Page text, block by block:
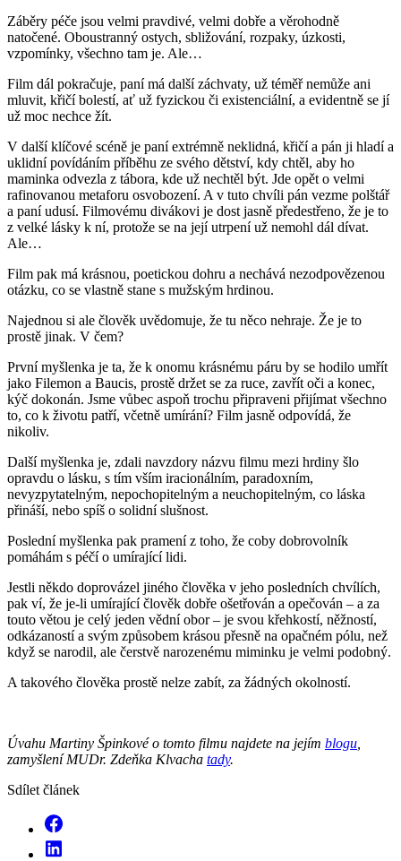
Záběry péče jsou velmi pravdivé, velmi dobře a věrohodně
natočené. Oboustranný ostych, sbližování, rozpaky, úzkosti,
vzpomínky, všechno tam je. Ale…
Film dál pokračuje, paní má další záchvaty, už téměř nemůže ani
mluvit, křičí bolestí, ať už fyzickou či existenciální, a evidentně se jí
už moc nechce žít.
V další klíčové scéně je paní extrémně neklidná, křičí a pán ji hladí a
uklidní povídáním příběhu ze svého dětství, kdy chtěl, aby ho
maminka odvezla z tábora, kde už nechtěl být. Jde opět o velmi
rafinovanou metaforu osvobození. A v tuto chvíli pán vezme polštář
a paní udusí. Filmovému divákovi je dost jasně předestřeno, že je to
z velké lásky k ní, protože se na její utrpení už nemohl dál dívat.
Ale…
Film pak má krásnou, poetickou dohru a nechává nezodpovězenou
otázku, co se vlastně stane s mužským hrdinou.
Najednou si ale člověk uvědomuje, že tu něco nehraje. Že je to
prostě jinak. V čem?
První myšlenka je ta, že k onomu krásnému páru by se hodilo umřít
jako Filemon a Baucis, prostě držet se za ruce, zavřít oči a konec,
kýč dokonán. Jsme vůbec aspoň trochu připraveni přijímat všechno
to, co k životu patří, včetně umírání? Film jasně odpovídá, že
nikoliv.
Další myšlenka je, zdali navzdory názvu filmu mezi hrdiny šlo
opravdu o lásku, s tím vším iracionálním, paradoxním,
nevyzpytatelným, nepochopitelným a neuchopitelným, co láska
přináší, nebo spíš o solidní slušnost.
Poslední myšlenka pak pramení z toho, že coby dobrovolník
pomáhám s péčí o umírající lidi.
Jestli někdo doprovázel jiného člověka v jeho posledních chvílích,
pak ví, že je-li umírající člověk dobře ošetřován a opečován – a za
touto větou je celý jeden vědní obor – je svou křehkostí, něžností,
odkázaností a svým způsobem krásou přesně na opačném pólu, než
když se narodil, ale čerstvě narozenému miminku je velmi podobný.
A takového člověka prostě nelze zabít, za žádných okolností.
Úvahu Martiny Špinkové o tomto filmu najdete na jejím blogu,
zamyšlení MUDr. Zdeňka Klvacha tady.
Sdílet článek